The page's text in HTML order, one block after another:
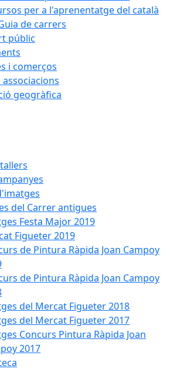
per a l'aprenentatge del català
de carrers
públic
i comerços
geogràfica
del Carrer antigues
Festa Major 2019
Figueter 2019
de Pintura Ràpida Joan Campoy
de Pintura Ràpida Joan Campoy
del Mercat Figueter 2018
del Mercat Figueter 2017
Concurs Pintura Ràpida Joan
2017